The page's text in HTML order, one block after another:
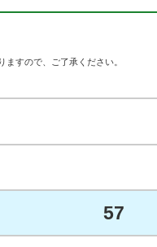
すので、ご了承ください。
57